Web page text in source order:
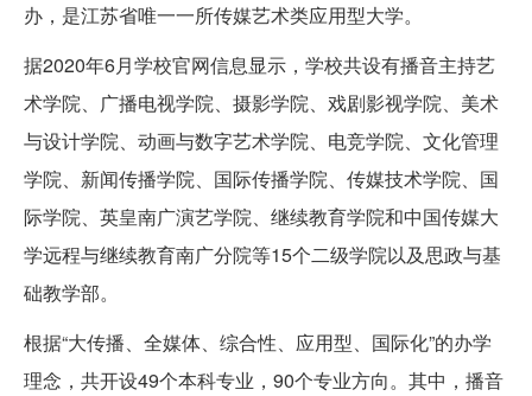
办，是江苏省唯一一所传媒艺术类应用型大学。
据2020年6月学校官网信息显示，学校共设有播音主持艺
术学院、广播电视学院、摄影学院、戏剧影视学院、美术
与设计学院、动画与数字艺术学院、电竞学院、文化管理
学院、新闻传播学院、国际传播学院、传媒技术学院、国
际学院、英皇南广演艺学院、继续教育学院和中国传媒大
学远程与继续教育南广分院等15个二级学院以及思政与基
础教学部。
根据“大传播、全媒体、综合性、应用型、国际化”的办学
理念，共开设49个本科专业，90个专业方向。其中，播音